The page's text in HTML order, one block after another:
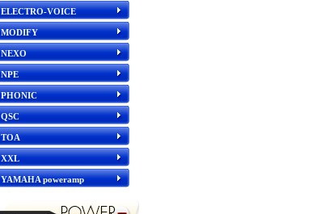
ELECTRO-VOICE
MODIFY
NEXO
NPE
PHONIC
QSC
TOA
XXL
YAMAHA poweramp